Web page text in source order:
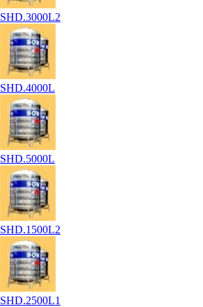
SHD.3000L2
SHD.4000L
SHD.5000L
SHD.1500L2
SHD.2500L1